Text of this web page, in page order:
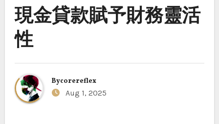
現金貸款賦予財務靈活
性
Bycorereflex
Aug 1, 2025